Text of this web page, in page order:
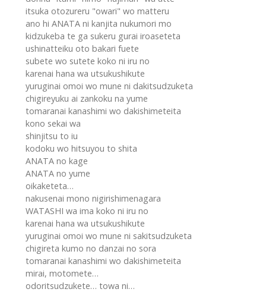
itsuka otozureru "owari" wo matteru
ano hi ANATA ni kanjita nukumori mo
kidzukeba te ga sukeru gurai iroaseteta
ushinatteiku oto bakari fuete
subete wo sutete koko ni iru no
karenai hana wa utsukushikute
yuruginai omoi wo mune ni dakitsudzuketa
chigireyuku ai zankoku na yume
tomaranai kanashimi wo dakishimeteita
kono sekai wa
shinjitsu to iu
kodoku wo hitsuyou to shita
ANATA no kage
ANATA no yume
oikaketeta…
nakusenai mono nigirishimenagara
WATASHI wa ima koko ni iru no
karenai hana wa utsukushikute
yuruginai omoi wo mune ni sakitsudzuketa
chigireta kumo no danzai no sora
tomaranai kanashimi wo dakishimeteita
mirai, motomete…
odoritsudzukete… towa ni…